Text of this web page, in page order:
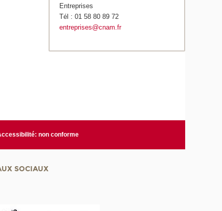
Entreprises
Tél : 01 58 80 89 72
entreprises@cnam.fr
non conforme
SOCIAUX